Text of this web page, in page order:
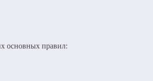
основных правил: